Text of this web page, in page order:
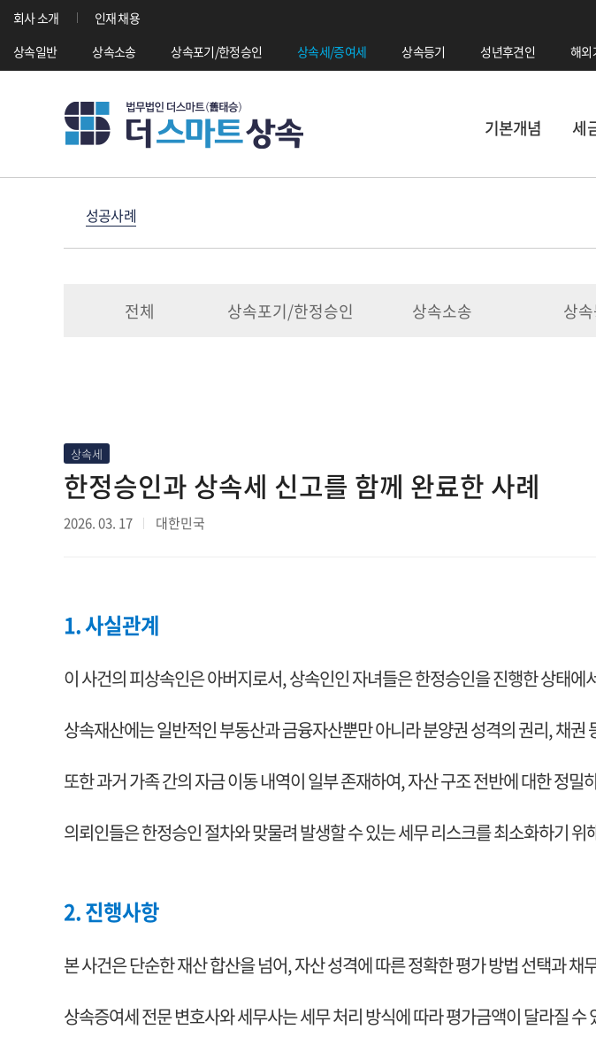
회사 소개
인재 채용
상속일반
상속소송 상속포기/한정승인 상속세/증여세 상속등기 성년후견인 해외
기본개념 세
성공사례
전체 상속포기/한정승인 상속소송 상
상속세
한정승인과 상속세 신고를 함께 완료한 사례
2026. 03. 17 대한민국
1. 사실관계
이 사건의 피상속인은 아버지로서, 상속인인 자녀들은 한정승인을 진행한 상태에
상속재산에는 일반적인 부동산과 금융자산뿐만 아니라 분양권 성격의 권리, 채권
또한 과거 가족 간의 자금 이동 내역이 일부 존재하여, 자산 구조 전반에 대한 정
의뢰인들은 한정승인 절차와 맞물려 발생할 수 있는 세무 리스크를 최소화하기
2. 진행사항
본 사건은 단순한 재산 합산을 넘어, 자산 성격에 따른 정확한 평가 방법 선택과
상속증여세 전문 변호사와 세무사는 세무 처리 방식에 따라 평가금액이 달라질